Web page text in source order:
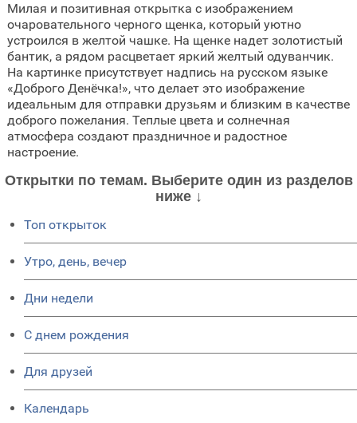
Милая и позитивная открытка с изображением
очаровательного черного щенка, который уютно
устроился в желтой чашке. На щенке надет золотистый
бантик, а рядом расцветает яркий желтый одуванчик.
На картинке присутствует надпись на русском языке
«Доброго Денёчка!», что делает это изображение
идеальным для отправки друзьям и близким в качестве
доброго пожелания. Теплые цвета и солнечная
атмосфера создают праздничное и радостное
настроение.
Открытки по темам. Выберите один из разделов
ниже ↓
Топ открыток
Утро, день, вечер
Дни недели
C днем рождения
Для друзей
Календарь